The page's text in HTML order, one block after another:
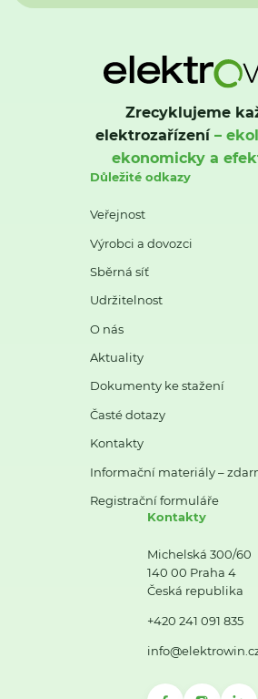
Zrecyklujeme
elektrozařízení–
ekonomicky a
Důležité odkazy
Veřejnost
Výrobci a dovozci
Sběrná síť
Udržitelnost
O nás
Aktuality
Dokumenty ke stažení
Časté dotazy
Kontakty
Informační materiály –
Registrační formuláře
Kontakty
Michelská 300/60
140 00 Praha 4
Česká republika
+420 241 091 835